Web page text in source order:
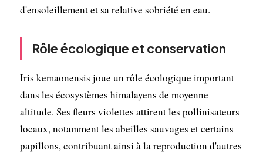
d'ensoleillement et sa relative sobriété en eau.
Rôle écologique et conservation
Iris kemaonensis joue un rôle écologique important
dans les écosystèmes himalayens de moyenne
altitude. Ses fleurs violettes attirent les pollinisateurs
locaux, notamment les abeilles sauvages et certains
papillons, contribuant ainsi à la reproduction d'autres